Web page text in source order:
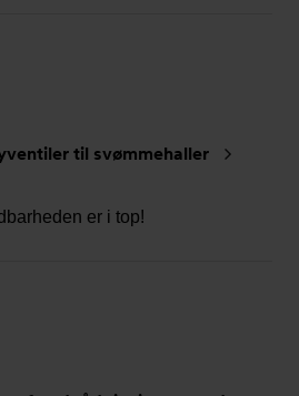
til svømmehaller
er i top!